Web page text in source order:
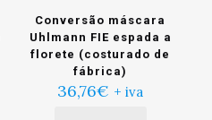
Conversão máscara
Uhlmann FIE espada a
florete (costurado de
fábrica)
36,76€ + iva